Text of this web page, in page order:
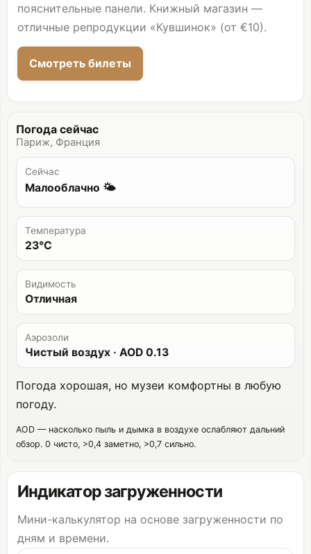
пояснительные панели. Книжный магазин —
отличные репродукции «Кувшинок» (от €10).
Смотреть билеты
Погода сейчас
Париж, Франция
Сейчас
Малооблачно 🌤️
Температура
23°C
Видимость
Отличная
Аэрозоли
Чистый воздух · AOD 0.13
Погода хорошая, но музеи комфортны в любую
погоду.
AOD — насколько пыль и дымка в воздухе ослабляют дальний
обзор. 0 чисто, >0,4 заметно, >0,7 сильно.
Индикатор загруженности
Мини-калькулятор на основе загруженности по
дням и времени.